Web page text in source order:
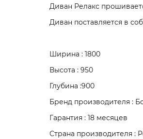
Диван Релакс
Диван поставляется в
Ширина : 1800
Высота : 950
Глубина :900
Бренд производителя :
Гарантия : 18 месяцев
Страна производителя :